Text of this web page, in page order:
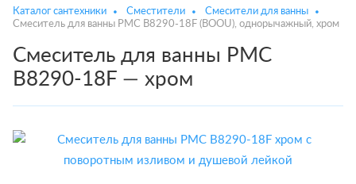
Каталог сантехники Сместители
Смесители для ванны
Смеситель для ванны РМС B8290-18F (BOOU), однорычажный, хром
Смеситель для ванны РМС
B8290-18F — хром